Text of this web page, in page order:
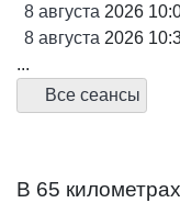
8 августа 2026
8 августа 2026
...
Все сеансы
В 65